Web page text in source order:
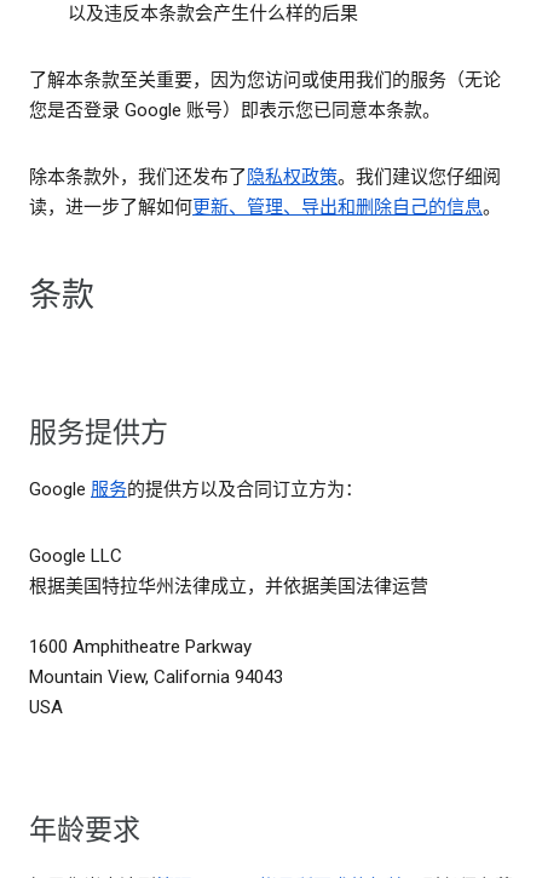
以及违反本条款会产生什么样的后果
了解本条款至关重要，因为您访问或使用我们的服务（无论
您是否登录 Google 账号）即表示您已同意本条款。
除本条款外，我们还发布了 隐私权政策。我们建议您仔细阅
读，进一步了解如何更新、管理、导出和删除自己的信息。
条款
服务提供方
Google 服务的提供方以及合同订立方为：
Google LLC
根据美国特拉华州法律成立，并依据美国法律运营
1600 Amphitheatre Parkway
Mountain View, California 94043
USA
年龄要求